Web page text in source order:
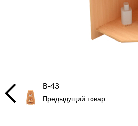
В-43
Предыдущий товар